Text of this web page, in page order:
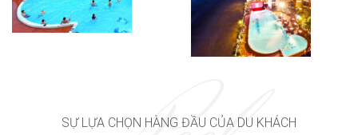
SỰ LỰA CHỌN HÀNG ĐẦU CỦA DU KHÁCH